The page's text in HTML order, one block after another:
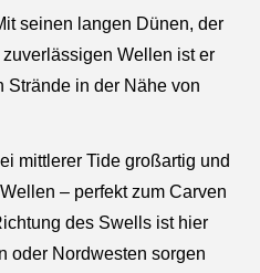
seinen langen Dünen, der
Wellen ist er
Strände in der Nähe von
mittlerer Tide großartig und
– perfekt zum Carven
des Swells ist hier
oder Nordwesten sorgen